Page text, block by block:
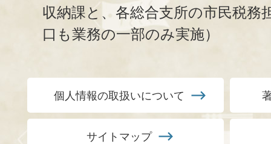
収納課と、 各総合支所の市民税務
口も業務の一部のみ実施）
個人情報の取扱いについて
サイトマップ